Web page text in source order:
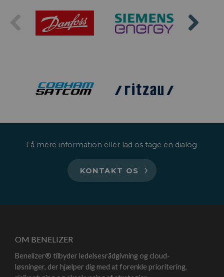
C B
Få mere information eller lad os tage en dialog
KONTAKT OS ›
OM BENELIZER
Benelizer® tilbyder ledelsesrådgivning og cloud-
løsninger, der hjælper dig med at forenkle prioritering,